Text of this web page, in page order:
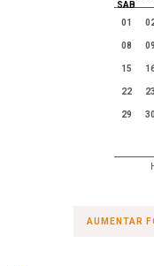
SAB
01
08 09
15
22 23
29 30
AUMENTAR